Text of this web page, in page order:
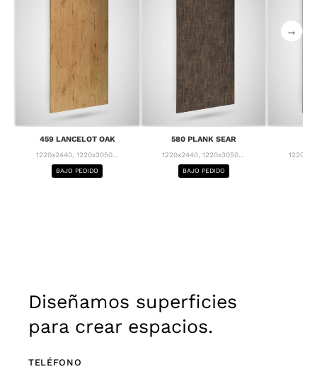
459 LANCELOT OAK
1220x2440, 1220x3050...
BAJO PEDIDO
580 PLANK SEAR
1220x2440, 1220x3050...
BAJO PEDIDO
→
Diseñamos superficies
para crear espacios.
TELÉFONO